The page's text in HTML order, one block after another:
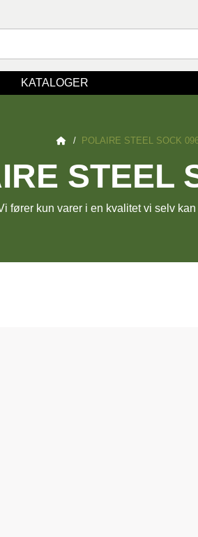
KATALOGER
/ POLAIRE STEEL SOCK
STEEL
fører kun varer i en kvalitet vi selv kan